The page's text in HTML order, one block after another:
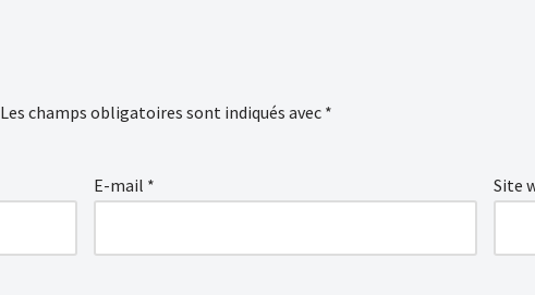
Les champs obligatoires sont indiqués avec *
E-mail * Site